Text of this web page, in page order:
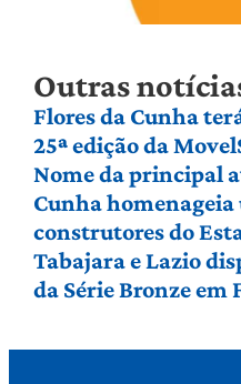
Outras
Flores da Cunha
25ª edição da
Nome da principal
Cunha homenageia
construtores do
Tabajara e Lazio
da Série Bronze em